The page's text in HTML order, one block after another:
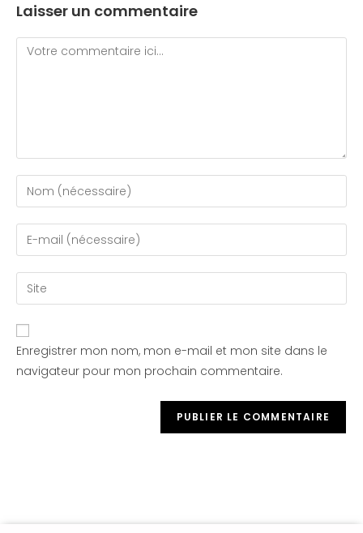
Laisser un commentaire
Enregistrer mon nom, mon e-mail et mon site dans le
navigateur pour mon prochain commentaire.